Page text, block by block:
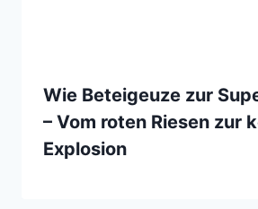
Wie Beteigeuze zur
– Vom roten Riesen zur
Explosion